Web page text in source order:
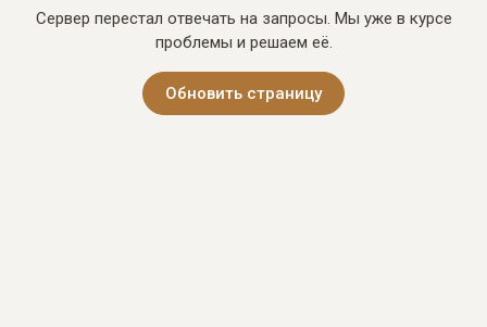
Сервер перестал отвечать на запросы. Мы уже в курсе
проблемы и решаем её.
Обновить страницу